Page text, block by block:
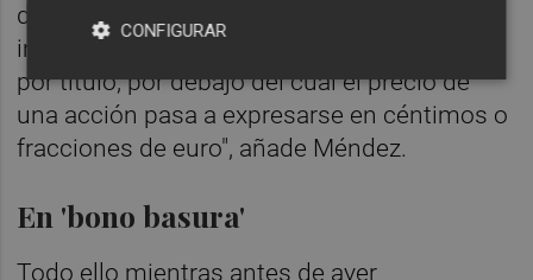
despeñado su cotización hasta el
importantísimo nivel psicológico del euro
por título, por debajo del cual el precio de
una acción pasa a expresarse en céntimos o
fracciones de euro", añade Méndez.
En 'bono basura'
Todo ello mientras antes de ayer
CONFIGURAR